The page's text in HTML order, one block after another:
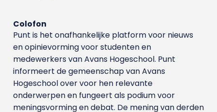
Colofon
Punt is het onafhankelijke platform voor nieuws
en opinievorming voor studenten en
medewerkers van Avans Hoge­school. Punt
informeert de gemeenschap van Avans
Hogeschool over voor hen relevante
onderwerpen en fungeert als podium voor
meningsvorming en debat. De mening van derden